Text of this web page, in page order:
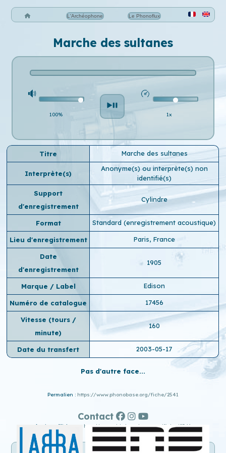
L'Archéophone Le Phonoflux
Marche des sultanes
100% 1x
Titre Marche des sultanes
Interprète(s)
Anonyme(s) ou interprète(s) non
identifié(s)
Support
d'enregistrement
Cylindre
Format Standard (enregistrement acoustique)
Lieu d'enregistrement Paris, France
Date
d'enregistrement
1905
Marque / Label Edison
Numéro de catalogue 17456
Vitesse (tours /
minute)
160
Date du transfert 2003-05-17
Pas d'autre face...
Permalien : https://www.phonobase.org/fiche/2541
Ancien affichage : http://www.old.phonobase.org/fiche/2541
Contact